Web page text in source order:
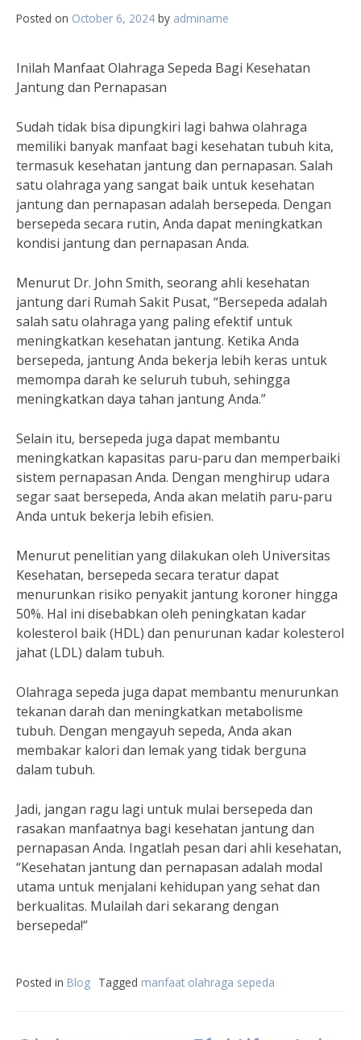
Posted on October 6, 2024 by adminame
Inilah Manfaat Olahraga Sepeda Bagi Kesehatan
Jantung dan Pernapasan
Sudah tidak bisa dipungkiri lagi bahwa olahraga
memiliki banyak manfaat bagi kesehatan tubuh kita,
termasuk kesehatan jantung dan pernapasan. Salah
satu olahraga yang sangat baik untuk kesehatan
jantung dan pernapasan adalah bersepeda. Dengan
bersepeda secara rutin, Anda dapat meningkatkan
kondisi jantung dan pernapasan Anda.
Menurut Dr. John Smith, seorang ahli kesehatan
jantung dari Rumah Sakit Pusat, “Bersepeda adalah
salah satu olahraga yang paling efektif untuk
meningkatkan kesehatan jantung. Ketika Anda
bersepeda, jantung Anda bekerja lebih keras untuk
memompa darah ke seluruh tubuh, sehingga
meningkatkan daya tahan jantung Anda.”
Selain itu, bersepeda juga dapat membantu
meningkatkan kapasitas paru-paru dan memperbaiki
sistem pernapasan Anda. Dengan menghirup udara
segar saat bersepeda, Anda akan melatih paru-paru
Anda untuk bekerja lebih efisien.
Menurut penelitian yang dilakukan oleh Universitas
Kesehatan, bersepeda secara teratur dapat
menurunkan risiko penyakit jantung koroner hingga
50%. Hal ini disebabkan oleh peningkatan kadar
kolesterol baik (HDL) dan penurunan kadar kolesterol
jahat (LDL) dalam tubuh.
Olahraga sepeda juga dapat membantu menurunkan
tekanan darah dan meningkatkan metabolisme
tubuh. Dengan mengayuh sepeda, Anda akan
membakar kalori dan lemak yang tidak berguna
dalam tubuh.
Jadi, jangan ragu lagi untuk mulai bersepeda dan
rasakan manfaatnya bagi kesehatan jantung dan
pernapasan Anda. Ingatlah pesan dari ahli kesehatan,
“Kesehatan jantung dan pernapasan adalah modal
utama untuk menjalani kehidupan yang sehat dan
berkualitas. Mulailah dari sekarang dengan
bersepeda!”
Posted in Blog Tagged manfaat olahraga sepeda